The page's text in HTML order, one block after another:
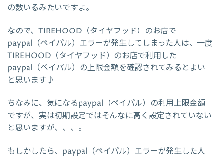
の数いるみたいですよ。
なので、TIREHOOD（タイヤフッド）のお店で
paypal（ペイパル）エラーが発生してしまった人は、一度
TIREHOOD（タイヤフッド）のお店で利用した
paypal（ペイパル）の上限金額を確認されてみるとよい
と思います♪
ちなみに、気になるpaypal（ペイパル）の利用上限金額
ですが、実は初期設定ではそんなに高く設定されていない
と思いますが、、、。
もしかしたら、paypal（ペイパル）エラーが発生した人